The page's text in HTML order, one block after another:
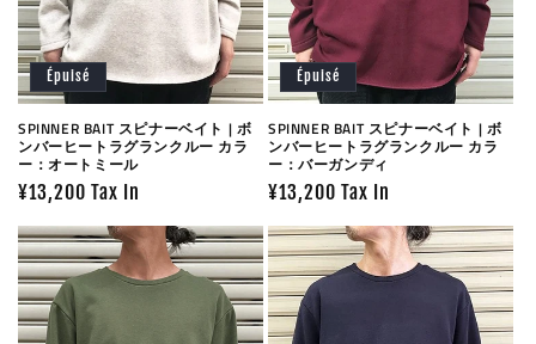
Épuisé
SPINNER BAIT スピナーベイト | ボ
ンバーヒートラグランクルー カラ
ー：オートミール
Prix
¥13,200 Tax In
Épuisé
SPINNER BAIT スピナーベイト | ボ
ンバーヒートラグランクルー カラ
ー：バーガンディ
Prix
¥13,200 Tax In